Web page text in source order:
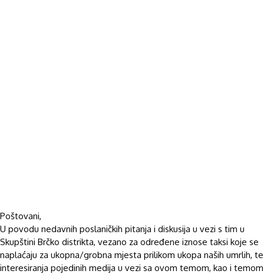
Poštovani,
U povodu nedavnih poslaničkih pitanja i diskusija u vezi s tim u
Skupštini Brčko distrikta, vezano za određene iznose taksi koje se
naplaćaju za ukopna/grobna mjesta prilikom ukopa naših umrlih, te
interesiranja pojedinih medija u vezi sa ovom temom, kao i temom